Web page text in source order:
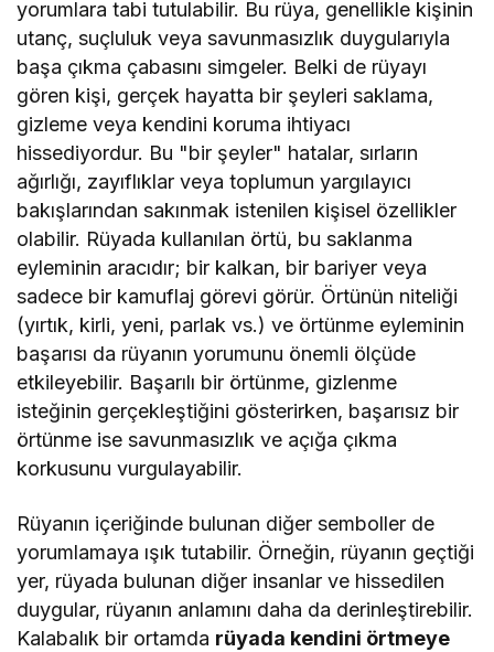
yorumlara tabi tutulabilir. Bu rüya, genellikle kişinin
utanç, suçluluk veya savunmasızlık duygularıyla
başa çıkma çabasını simgeler. Belki de rüyayı
gören kişi, gerçek hayatta bir şeyleri saklama,
gizleme veya kendini koruma ihtiyacı
hissediyordur. Bu "bir şeyler" hatalar, sırların
ağırlığı, zayıflıklar veya toplumun yargılayıcı
bakışlarından sakınmak istenilen kişisel özellikler
olabilir. Rüyada kullanılan örtü, bu saklanma
eyleminin aracıdır; bir kalkan, bir bariyer veya
sadece bir kamuflaj görevi görür. Örtünün niteliği
(yırtık, kirli, yeni, parlak vs.) ve örtünme eyleminin
başarısı da rüyanın yorumunu önemli ölçüde
etkileyebilir. Başarılı bir örtünme, gizlenme
isteğinin gerçekleştiğini gösterirken, başarısız bir
örtünme ise savunmasızlık ve açığa çıkma
korkusunu vurgulayabilir.
Rüyanın içeriğinde bulunan diğer semboller de
yorumlamaya ışık tutabilir. Örneğin, rüyanın geçtiği
yer, rüyada bulunan diğer insanlar ve hissedilen
duygular, rüyanın anlamını daha da derinleştirebilir.
Kalabalık bir ortamda rüyada kendini örtmeye